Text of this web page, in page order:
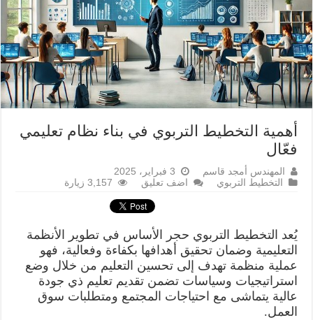
أهمية التخطيط التربوي في بناء نظام تعليمي
فعّال
المهندس أمجد قاسم
3 فبراير، 2025
التخطيط التربوي
اضف تعليق 3,157 زيارة
يُعد التخطيط التربوي حجر الأساس في تطوير الأنظمة
التعليمية وضمان تحقيق أهدافها بكفاءة وفعالية، فهو
عملية منظمة تهدف إلى تحسين التعليم من خلال وضع
استراتيجيات وسياسات تضمن تقديم تعليم ذي جودة
عالية يتماشى مع احتياجات المجتمع ومتطلبات سوق
العمل.